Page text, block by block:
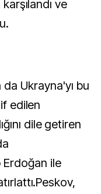
ve
da Ukrayna'yı bu
edilen
dile getiren
Erdoğan ile